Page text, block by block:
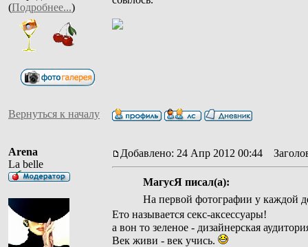
(Подробнее...)
Вернуться к началу
Arena
La belle
Добавлено: 24 Апр 2012 00:44
МагусЯ писал(а):
На первой фотографии у каждой
Ето называется секс-аксессуары!
а вон то зеленое - дизайнерская
Век живи - век учись.